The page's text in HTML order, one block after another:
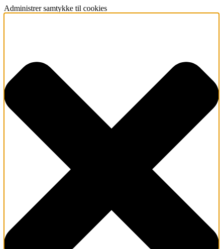
Administrer samtykke til cookies